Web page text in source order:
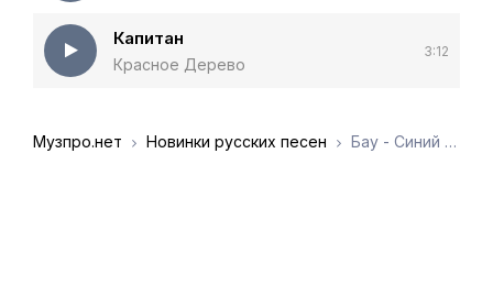
Капитан
Красное Дерево
3:12
Музпро.нет Новинки русских песен Бау - Синий кит